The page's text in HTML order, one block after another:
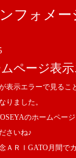
フォメー
ページ表示
表示エラーで見るこ
りました。
のホームページ
さいね♪
ＡＲＩGATO月間で